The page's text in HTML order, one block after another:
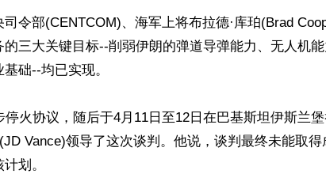
令部(CENTCOM)、海军上将布拉德·库珀(Brad
的三大关键目标--削弱伊朗的弹道导弹能力、无人机
础--均已实现。
火协议，随后于4月11日至12日在巴基斯坦伊斯兰
Vance)领导了这次谈判。他说，谈判最终未能取得
划。